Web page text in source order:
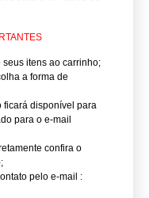
itens ao carrinho;
a forma de
ficará disponível para
para o e-mail
confira o
pelo e-mail :